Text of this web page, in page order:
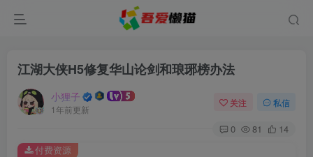
江湖大侠H5修复华山论剑和琅琊榜办法
小狸子
1年前更新
关注 私信
0 81 14
付费资源